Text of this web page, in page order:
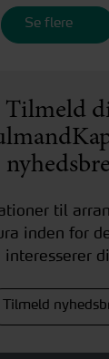
Se flere
Tilmeld
til
inden for
interesserer
Tilmeld